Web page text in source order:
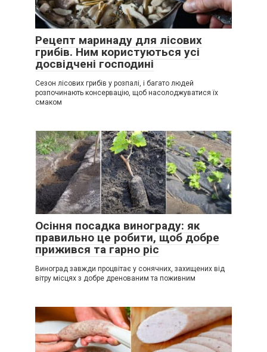
Рецепт маринаду для лісових
грибів. Ним користуються усі
досвідчені господині
Сезон лісових грибів у розпалі, і багато людей
розпочинають консервацію, щоб насолоджуватися їх
смаком
Осіння посадка винограду: як
правильно це робити, щоб добре
прижився та гарно ріс
Виноград завжди процвітає у сонячних, захищених від
вітру місцях з добре дренованим та поживним